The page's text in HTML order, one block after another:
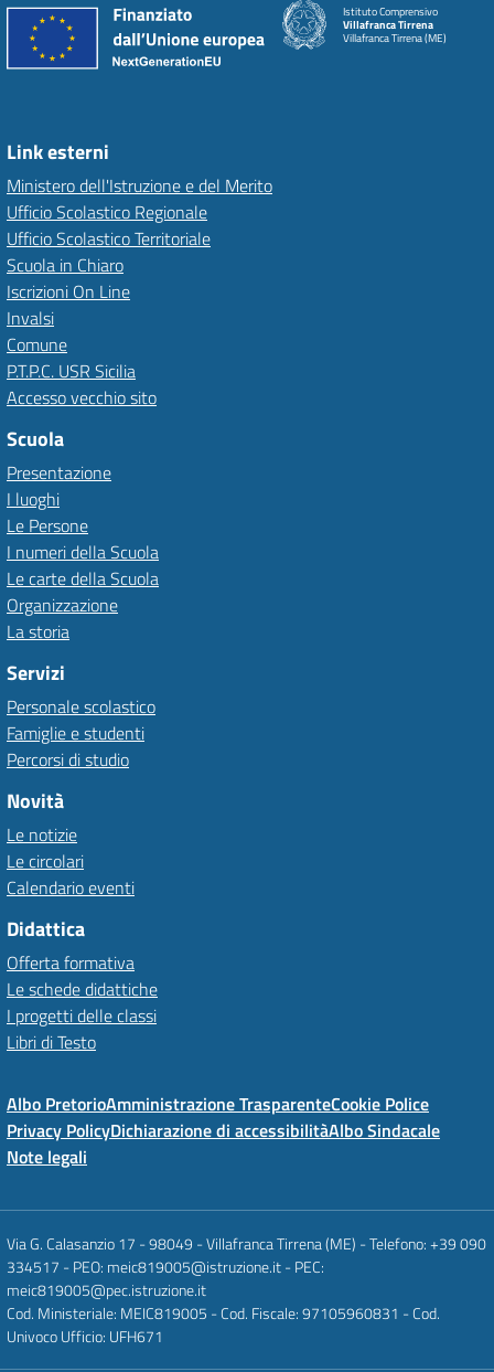
Istituto Comprensivo
Villafranca Tirrena
Villafranca Tirrena (ME)
Link esterni
Ministero dell'Istruzione e del Merito
Ufficio Scolastico Regionale
Ufficio Scolastico Territoriale
Scuola in Chiaro
Iscrizioni On Line
Invalsi
Comune
P.T.P.C. USR Sicilia
Accesso vecchio sito
Scuola
Presentazione
I luoghi
Le Persone
I numeri della Scuola
Le carte della Scuola
Organizzazione
La storia
Servizi
Personale scolastico
Famiglie e studenti
Percorsi di studio
Novità
Le notizie
Le circolari
Calendario eventi
Didattica
Offerta formativa
Le schede didattiche
I progetti delle classi
Libri di Testo
Albo PretorioAmministrazione TrasparenteCookie Police
Privacy PolicyDichiarazione di accessibilitàAlbo Sindacale
Note legali
Via G. Calasanzio 17 - 98049 - Villafranca Tirrena (ME) - Telefono: +39 090
334517 - PEO: meic819005@istruzione.it - PEC:
meic819005@pec.istruzione.it
Cod. Ministeriale: MEIC819005 - Cod. Fiscale: 97105960831 - Cod.
Univoco Ufficio: UFH671